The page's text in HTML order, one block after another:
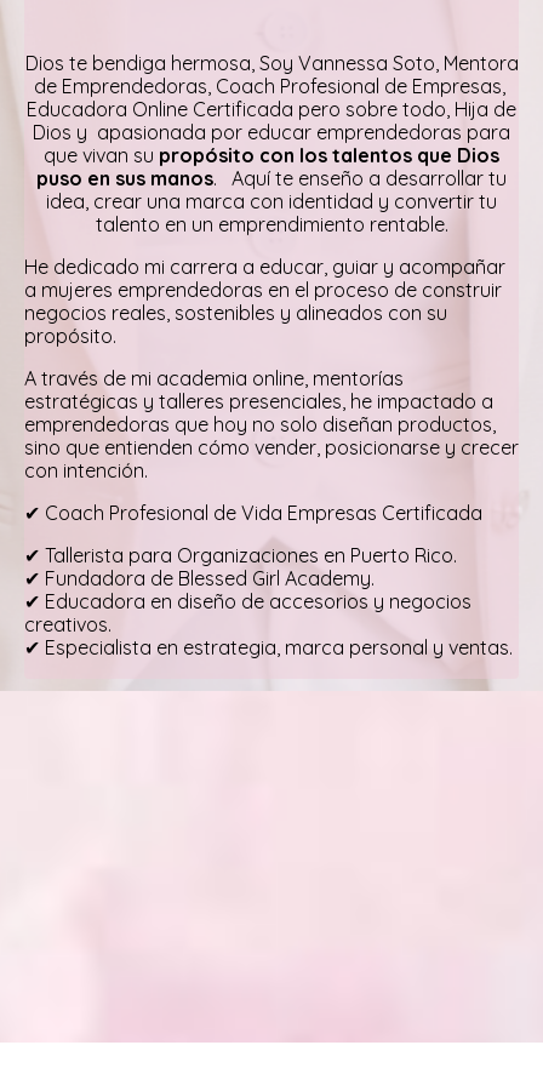
Dios te bendiga hermosa, Soy Vannessa Soto, Mentora
de Emprendedoras, Coach Profesional de Empresas,
Educadora Online Certificada pero sobre todo, Hija de
Dios y apasionada por educar emprendedoras para
que vivan su propósito con los talentos que Dios
puso en sus manos. Aquí te enseño a desarrollar tu
idea, crear una marca con identidad y convertir tu
talento en un emprendimiento rentable.
He dedicado mi carrera a educar, guiar y acompañar
a mujeres emprendedoras en el proceso de construir
negocios reales, sostenibles y alineados con su
propósito.
A través de mi academia online, mentorías
estratégicas y talleres presenciales, he impactado a
emprendedoras que hoy no solo diseñan productos,
sino que entienden cómo vender, posicionarse y crecer
con intención.
✔ Coach Profesional de Vida Empresas Certificada
✔ Tallerista para Organizaciones en Puerto Rico.
✔ Fundadora de Blessed Girl Academy.
✔ Educadora en diseño de accesorios y negocios
creativos.
✔ Especialista en estrategia, marca personal y ventas.